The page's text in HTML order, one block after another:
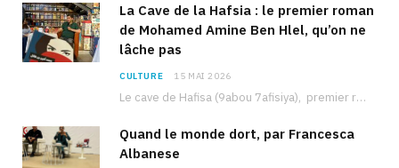
La Cave de la Hafsia : le premier roman
de Mohamed Amine Ben Hlel, qu’on ne
lâche pas
CULTURE 15 MAI 2026
Le cave de Hafisa (9abou 7afisiya), premier roman du journaliste tunisien Mohamed Amine Ben Hlel,…
Quand le monde dort, par Francesca
Albanese